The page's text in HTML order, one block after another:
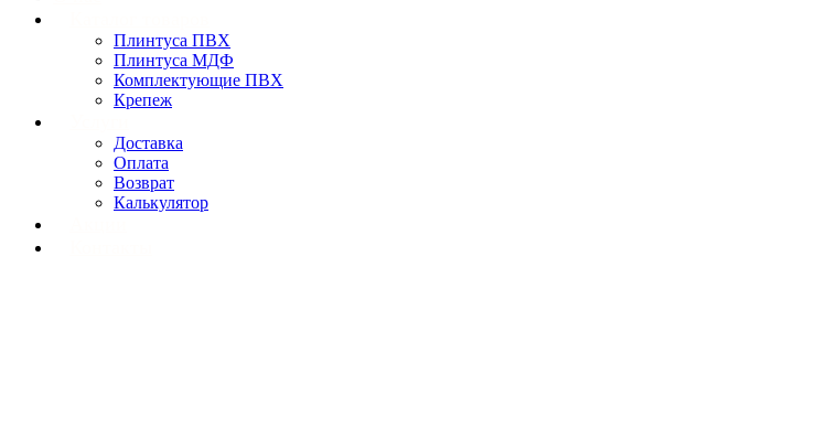
Плинтуса ПВХ
Плинтуса МДФ
Комплектующие ПВХ
Крепеж
Доставка
Оплата
Возврат
Калькулятор